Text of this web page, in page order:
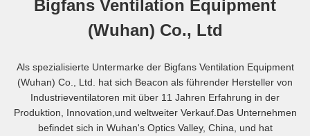
Bigfans Ventilation Equipment
(Wuhan) Co., Ltd
Als spezialisierte Untermarke der Bigfans Ventilation Equipment
(Wuhan) Co., Ltd. hat sich Beacon als führender Hersteller von
Industrieventilatoren mit über 11 Jahren Erfahrung in der
Produktion, Innovation,und weltweiter Verkauf.Das Unternehmen
befindet sich in Wuhan's Optics Valley, China, und hat